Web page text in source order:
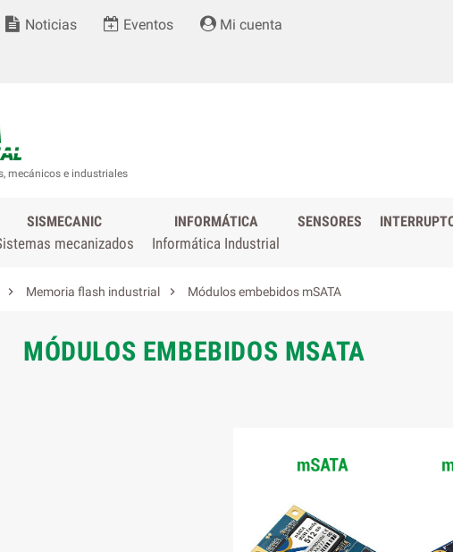
Noticias Eventos Mi cuenta
mecánicos e industriales
SISMECANIC
mecanizados
INFORMÁTICA
Informática Industrial
SENSORES
 Memoria flash industrial  Módulos embebidos mSATA
MÓDULOS EMBEBIDOS MSATA